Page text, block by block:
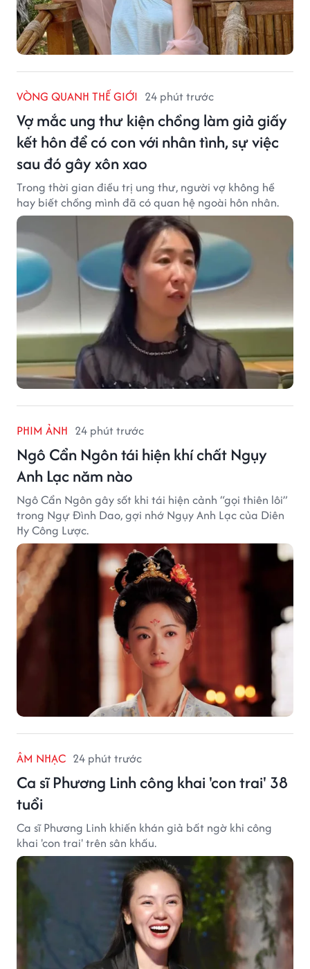
VÒNG QUANH THẾ GIỚI 24 phút trước
Vợ mắc ung thư kiện chồng làm giả giấy
kết hôn để có con với nhân tình, sự việc
sau đó gây xôn xao
Trong thời gian điều trị ung thư, người vợ không hề
hay biết chồng mình đã có quan hệ ngoài hôn nhân.
PHIM ẢNH 24 phút trước
Ngô Cẩn Ngôn tái hiện khí chất Ngụy
Anh Lạc năm nào
Ngô Cẩn Ngôn gây sốt khi tái hiện cảnh “gọi thiên lôi”
trong Ngự Đình Dao, gợi nhớ Ngụy Anh Lạc của Diên
Hy Công Lược.
ÂM NHẠC 24 phút trước
Ca sĩ Phương Linh công khai 'con trai' 38
tuổi
Ca sĩ Phương Linh khiến khán giả bất ngờ khi công
khai 'con trai' trên sân khấu.